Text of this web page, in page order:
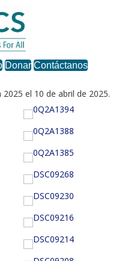
Donar Contáctanos
el 10 de abril de 2025.